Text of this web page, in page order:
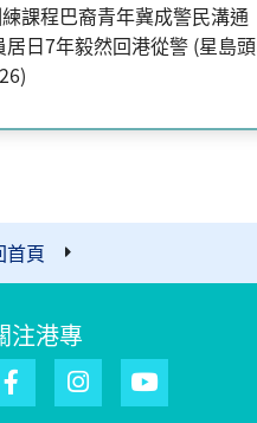
課程巴裔青年冀成警民溝通
居日7年毅然回港從警 (星島頭
首頁
注港專